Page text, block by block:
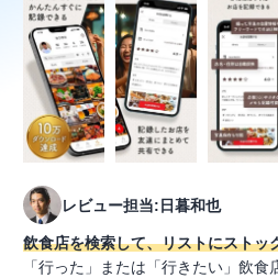
レビュー担当:日暮和也
飲食店を検索して、リストにストッ
「行った」または「行きたい」飲